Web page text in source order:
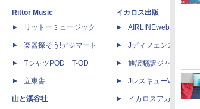
Rittor Music
リットーミュージック
楽器探そう!デジマート
TシャツPOD T-OD
立東舎
山と溪谷社
イカロス出版
AIRLINEweb
Jディフェンスニュース
通訳翻訳ジャーナル
JレスキューWeb
イカロスアカデミー